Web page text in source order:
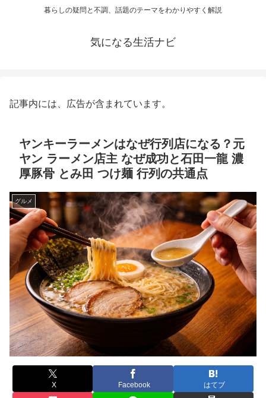
暮らしの疑問と不調、話題のテーマをわかりやすく解説
気になる生活ナビ
記事内には、広告が含まれています。
ヤンキーラーメンはなぜ行列店になる？元
ヤン ラーメン店主 なぜ成功と石田一龍 濃
厚豚骨 とみ田 つけ麺 行列の共通点
グルメ
X Facebook はてブ